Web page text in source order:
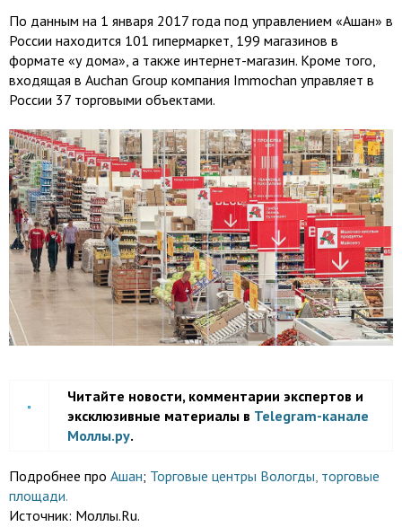
По данным на 1 января 2017 года под управлением «Ашан» в
России находится 101 гипермаркет, 199 магазинов в
формате «у дома», а также интернет-магазин. Кроме того,
входящая в Auchan Group компания Immochan управляет в
России 37 торговыми объектами.
Читайте новости, комментарии экспертов и
эксклюзивные материалы в Telegram-канале
Моллы.ру.
Подробнее про Ашан; Торговые центры Вологды торговые
площади.
Источник: Моллы.Ru.